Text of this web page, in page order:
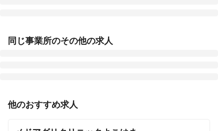
神奈川県川崎市中原区上丸子山王町二丁目1369-1
楽学館 溝の口園
同じ事業所のその他の求人
正看護師 正社員（常勤）
年間休日124日｜残業月5時間以内｜住宅補助最大
他のおすすめ求人